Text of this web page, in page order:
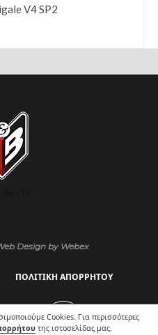
Cookies. Για περισσότερες
της ιστοσελίδας μας.
V4 SP2
Design by Webex
ΠΟΛΙΤΙΚΗ ΑΠΟΡΡΗΤΟΥ